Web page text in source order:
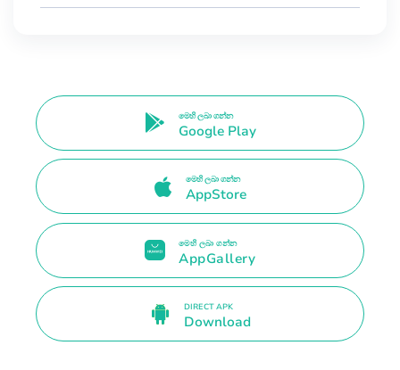
මෙහි ලබා ගන්න
Google Play
මෙහි ලබා ගන්න
AppStore
මෙහි ලබා ගන්න
AppGallery
DIRECT APK
Download